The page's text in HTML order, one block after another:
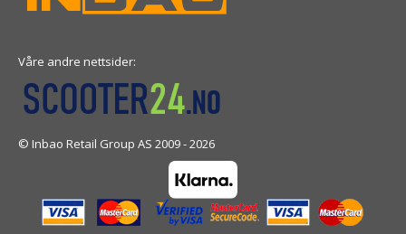
Våre andre nettsider:
© Inbao Retail Group AS 2009 - 2026